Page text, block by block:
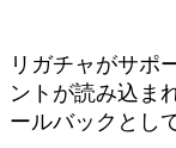
リガチャがサポ
ントが読み込ま
ールバックとし